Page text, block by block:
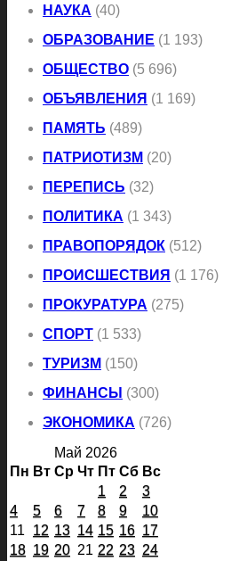
НАУКА (40)
ОБРАЗОВАНИЕ (1 193)
ОБЩЕСТВО (5 696)
ОБЪЯВЛЕНИЯ (1 169)
ПАМЯТЬ (489)
ПАТРИОТИЗМ (20)
ПЕРЕПИСЬ (32)
ПОЛИТИКА (1 343)
ПРАВОПОРЯДОК (512)
ПРОИСШЕСТВИЯ (1 176)
ПРОКУРАТУРА (275)
СПОРТ (1 533)
ТУРИЗМ (150)
ФИНАНСЫ (300)
ЭКОНОМИКА (726)
Май 2026
Пн Вт Ср Чт Пт Сб Вс
1
2
3
4
5 6 7 8 9
10
11 12 13 14 15 16 17
18 19 20 21 22 23 24